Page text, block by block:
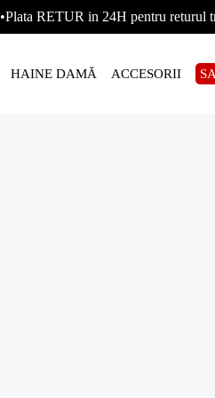
•Plata RETUR in 24H pentru
HAINE DAMĂ ACCESORII